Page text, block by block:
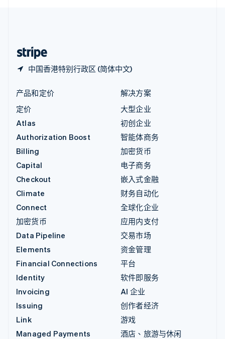
中国香港特别行政区 (简体中文)
产品和定价
定价
Atlas
Authorization Boost
Billing
Capital
Checkout
Climate
Connect
加密货币
Data Pipeline
Elements
Financial Connections
Identity
Invoicing
Issuing
Link
Managed Payments
解决方案
大型企业
初创企业
智能体商务
加密货币
电子商务
嵌入式金融
财务自动化
全球化企业
应用内支付
交易市场
资金管理
平台
软件即服务
AI 企业
创作者经济
游戏
酒店、旅游与休闲